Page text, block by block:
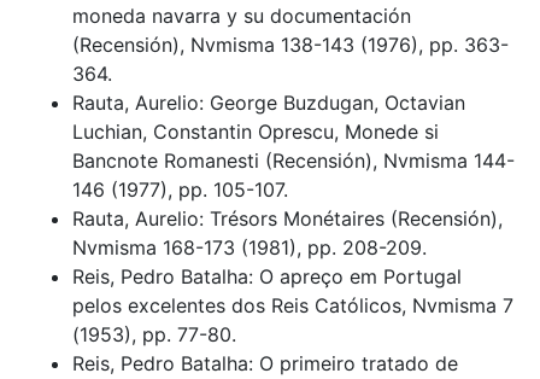
moneda navarra y su documentación
(Recensión), Nvmisma 138-143 (1976), pp. 363-
364.
Rauta, Aurelio: George Buzdugan, Octavian
Luchian, Constantin Oprescu, Monede si
Bancnote Romanesti (Recensión), Nvmisma 144-
146 (1977), pp. 105-107.
Rauta, Aurelio: Trésors Monétaires (Recensión),
Nvmisma 168-173 (1981), pp. 208-209.
Reis, Pedro Batalha: O apreço em Portugal
pelos excelentes dos Reis Católicos, Nvmisma 7
(1953), pp. 77-80.
Reis, Pedro Batalha: O primeiro tratado de